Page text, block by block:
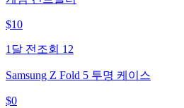
$10
1달 전 조회 12
Samsung Z Fold 5 투명 케이스
$0